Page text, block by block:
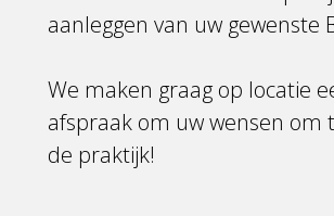
aanleggen van uw gewenste
We maken graag op locatie
afspraak om uw wensen om
de praktijk!